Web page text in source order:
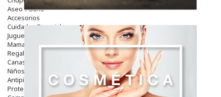
Aseo Y Baño
Accesorios
Cuidados Especiales
Juguetes
Mama
Regalos
Canastilla
Niños
Antipiojos
Protección Solar